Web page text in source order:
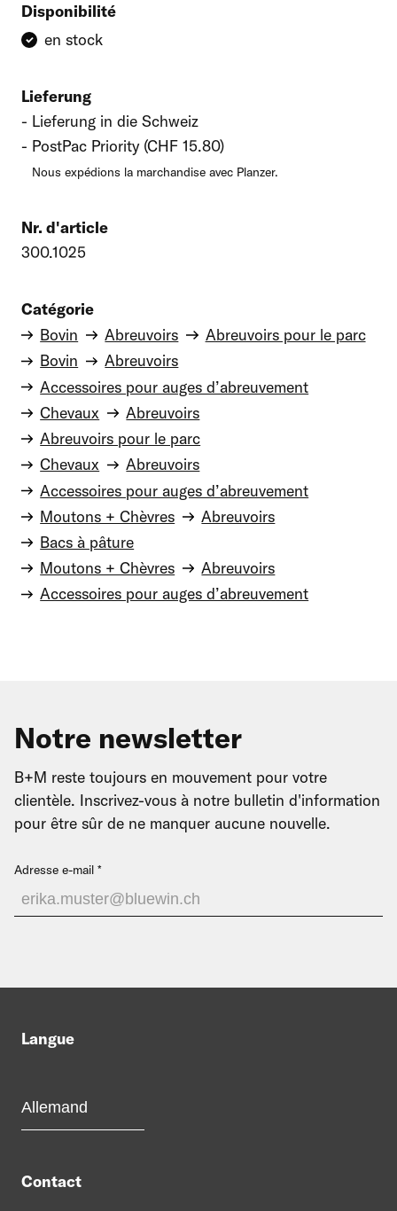
Disponibilité
en stock
Lieferung
Lieferung in die Schweiz
PostPac Priority (CHF 15.80)
Nous expédions la marchandise avec Planzer.
Nr. d'article
300.1025
Catégorie
Bovin
Abreuvoirs
Abreuvoirs pour le parc
Bovin
Abreuvoirs
Accessoires pour auges d’abreuvement
Chevaux
Abreuvoirs
Abreuvoirs pour le parc
Chevaux
Abreuvoirs
Accessoires pour auges d’abreuvement
Moutons + Chèvres
Abreuvoirs
Bacs à pâture
Moutons + Chèvres
Abreuvoirs
Accessoires pour auges d’abreuvement
Notre newsletter
B+M reste toujours en mouvement pour votre
clientèle. Inscrivez-vous à notre bulletin d'information
pour être sûr de ne manquer aucune nouvelle.
Adresse e-mail
Langue
Contact